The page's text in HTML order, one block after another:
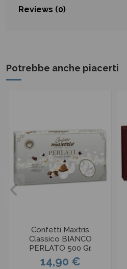
Reviews (0)
Potrebbe anche piacerti
Confetti Maxtris
Classico BIANCO
PERLATO 500 Gr.
14,90 €